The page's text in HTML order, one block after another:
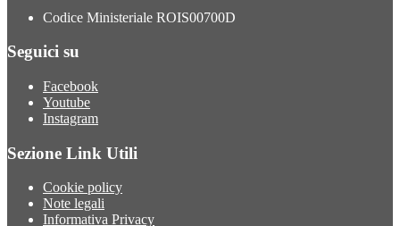
Codice Ministeriale ROIS00700D
Seguici su
Facebook
Youtube
Instagram
Sezione Link Utili
Cookie policy
Note legali
Informativa Privacy